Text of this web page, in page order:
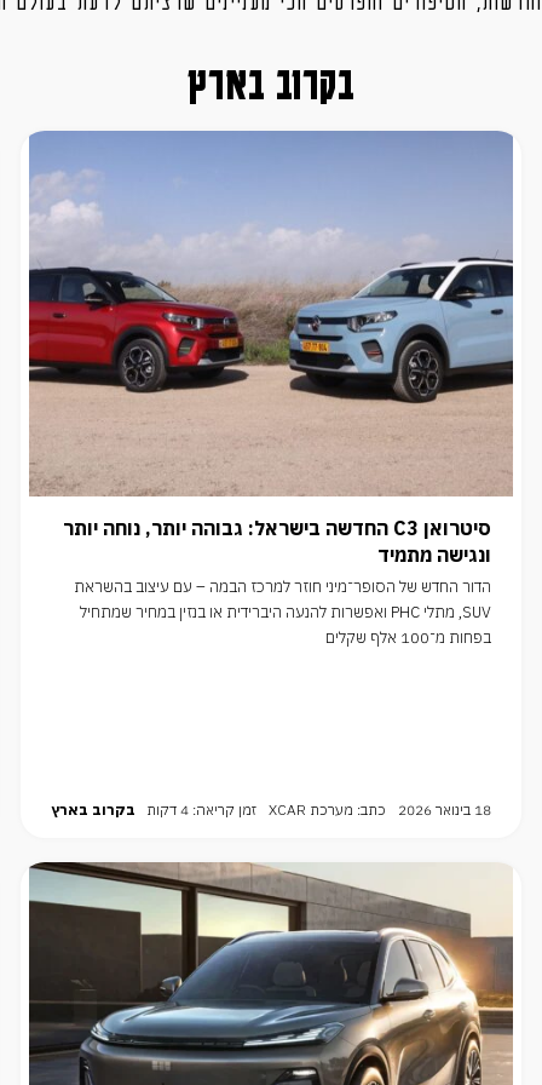
בקרוב בארץ
סיטרואן C3 החדשה בישראל: גבוהה יותר, נוחה יותר
ונגישה מתמיד
הדור החדש של הסופר־מיני חוזר למרכז הבמה – עם עיצוב בהשראת
SUV, מתלי PHC ואפשרות להנעה היברידית או בנזין במחיר שמתחיל
בפחות מ־100 אלף שקלים
18 בינואר 2026 כתב: מערכת XCAR זמן קריאה: 4 דקות בקרוב בארץ